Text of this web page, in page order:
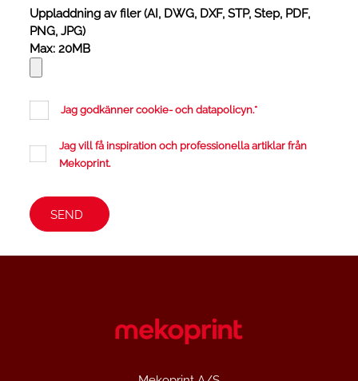
Uppladdning av filer (AI, DWG, DXF, STP, Step, PDF,
PNG, JPG)
Max: 20MB
Jag godkänner cookie- och datapolicyn.*
Jag vill få inspiration och professionella artiklar från
Mekoprint.